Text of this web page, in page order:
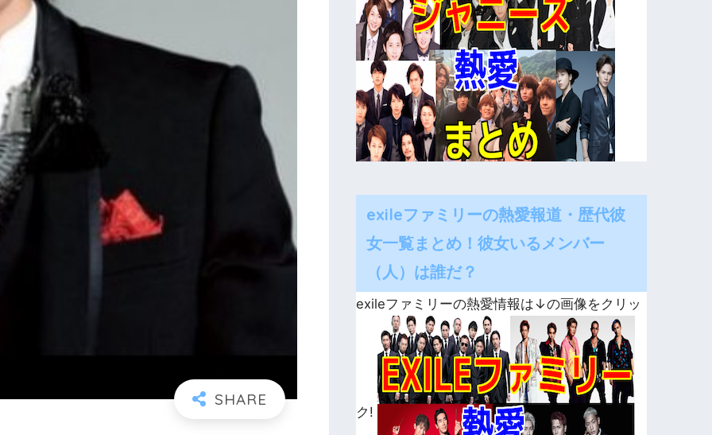
exileファミリーの熱愛報道・歴代彼
女一覧まとめ！彼女いるメンバー
（人）は誰だ？
exileファミリーの熱愛情報は↓の画像をクリッ
ク!